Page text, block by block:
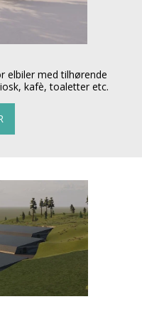
elbiler med tilhørende
kafè, toaletter etc.